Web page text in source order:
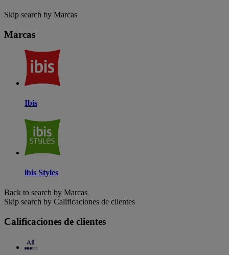
Skip search by Marcas
Marcas
Ibis
ibis Styles
Back to search by Marcas
Skip search by Calificaciones de clientes
Calificaciones de clientes